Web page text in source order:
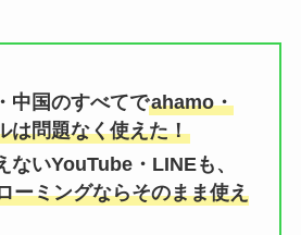
中国のすべてでahamo・
は問題なく使えた！
ないYouTube・LINEも、
ーミングならそのまま使え